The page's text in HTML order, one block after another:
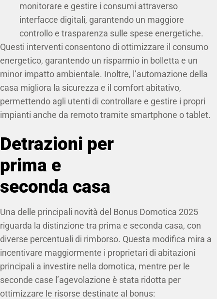
monitorare e gestire i consumi attraverso
interfacce digitali, garantendo un maggiore
controllo e trasparenza sulle spese energetiche.
Questi interventi consentono di ottimizzare il consumo
energetico, garantendo un risparmio in bolletta e un
minor impatto ambientale. Inoltre, l’automazione della
casa migliora la sicurezza e il comfort abitativo,
permettendo agli utenti di controllare e gestire i propri
impianti anche da remoto tramite smartphone o tablet.
Detrazioni per
prima e
seconda casa
Una delle principali novità del Bonus Domotica 2025
riguarda la distinzione tra prima e seconda casa, con
diverse percentuali di rimborso. Questa modifica mira a
incentivare maggiormente i proprietari di abitazioni
principali a investire nella domotica, mentre per le
seconde case l’agevolazione è stata ridotta per
ottimizzare le risorse destinate al bonus: